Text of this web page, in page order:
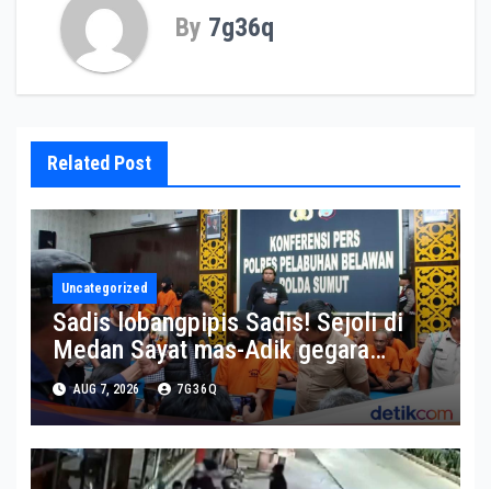
By 7g36q
Related Post
Uncategorized
Sadis lobangpipis Sadis! Sejoli di
Medan Sayat mas-Adik gegara
Diejek Muka Aspal
AUG 7, 2026 7G36Q